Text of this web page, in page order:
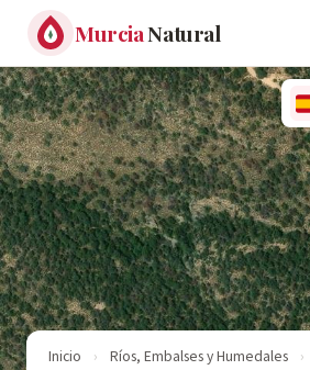
MurciaNatural
Inicio › Ríos, Embalses y Humedales ›